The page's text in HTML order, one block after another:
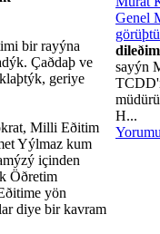
Genel
görüþtü
sayýn
H...
bir rayýna
Çaðdaþ ve
geriye
Milli Eðitim
Yýlmaz kum
içinden
Öðretim
yön
diye bir kavram